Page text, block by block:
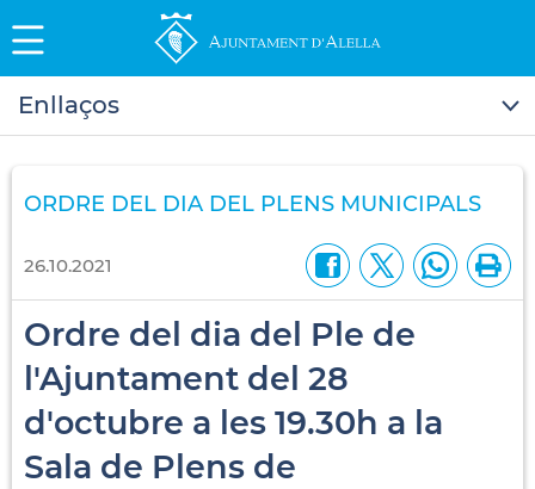
Enllaços
ORDRE DEL DIA DEL PLENS MUNICIPALS
26.10.2021
Ordre del dia del Ple de
l'Ajuntament del 28
d'octubre a les 19.30h a la
Sala de Plens de